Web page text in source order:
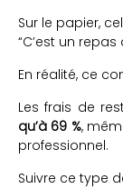
Sur le papier,
“C’est un
En réalité, ce
Les frais de
qu’à 69 %,
professionnel.
Suivre ce type